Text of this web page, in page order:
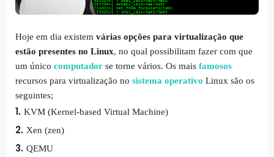
Hoje em dia existem várias opções para virtualização que
estão presentes no Linux, no qual possibilitam fazer com que
um único computador se torne vários. Os mais famosos
recursos para virtualização no sistema operativo Linux são os
seguintes;
KVM (Kernel-based Virtual Machine)
Xen (zen)
QEMU